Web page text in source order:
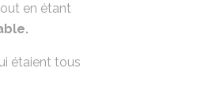
en étant
étaient tous